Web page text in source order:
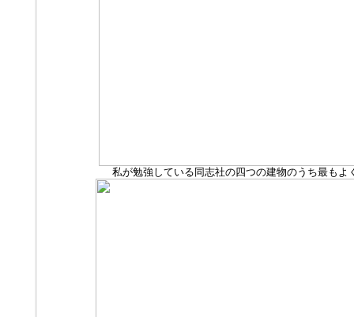
私が勉強している同志社の四つの建物のうち最もよ